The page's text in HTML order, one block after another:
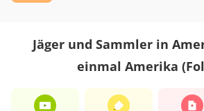
Jäger und Sammler in
einmal Amerika